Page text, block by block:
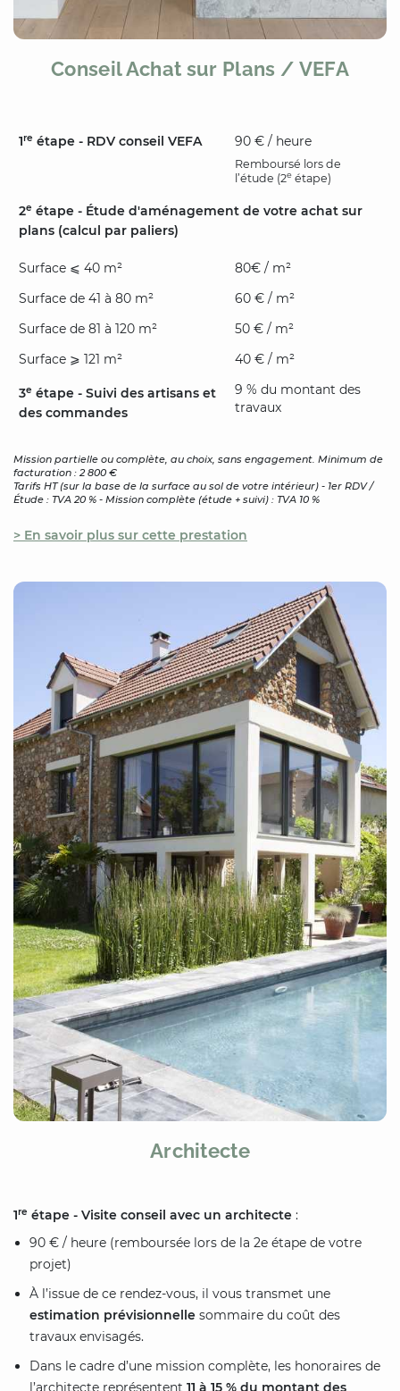
Conseil Achat sur Plans / VEFA
1re étape - RDV conseil VEFA 90 € / heure
Remboursé lors de
l’étude (2e étape)
2e étape - Étude d'aménagement de votre achat sur
plans (calcul par paliers)
Surface ⩽ 40 m²
80€ / m²
Surface de 41 à 80 m²
60 € / m²
Surface de 81 à 120 m²
50 € / m²
Surface ⩾ 121 m²
40 € / m²
3e étape - Suivi des artisans et
des commandes
9 % du montant des
travaux
Mission partielle ou complète, au choix, sans engagement. Minimum de
facturation : 2 800 €
Tarifs HT (sur la base de la surface au sol de votre intérieur) - 1er RDV /
Étude : TVA 20 % - Mission complète (étude + suivi) : TVA 10 %
> En savoir plus sur cette prestation
Architecte
1re étape - Visite conseil avec un architecte :
90 € / heure (remboursée lors de la 2e étape de votre
projet)
À l’issue de ce rendez-vous, il vous transmet une
estimation prévisionnelle sommaire du coût des
travaux envisagés.
Dans le cadre d’une mission complète, les honoraires de
l’architecte représentent 11 à 15 % du montant des